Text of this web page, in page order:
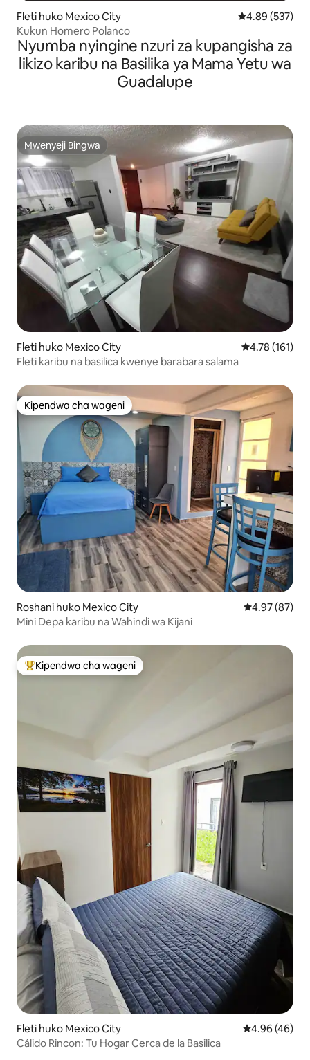
Fleti huko Mexico City Ukadiriaji wa
4.89 (537)
Kukun Homero Polanco
Nyumba nyingine nzuri za kupangisha za
likizo karibu na Basilika ya Mama Yetu wa
Guadalupe
Mwenyeji Bingwa
Mwenyeji Bingwa
Fleti huko Mexico City Ukadiriaji wa
4.78 (161)
Fleti karibu na basilica kwenye barabara salama
Kipendwa cha wageni
Kipendwa cha wageni
Roshani huko Mexico City Ukadiriaji wa
4.97 (87)
Mini Depa karibu na Wahindi wa Kijani
Kipendwa maarufu cha wageni
Kipendwa cha wageni
Fleti huko Mexico City Ukadiriaji wa
4.96 (46)
Cálido Rincon: Tu Hogar Cerca de la Basilica